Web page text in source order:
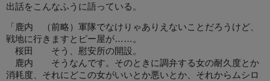
出話をこんなふうに語っている。
「鹿内 （前略）軍隊でなけりゃありえないことだろうけど、
戦地に行きますとピー屋が……。
桜田 そう、慰安所の開設。
鹿内 そうなんです。そのときに調弁する女の耐久度とか
消耗度、それにどこの女がいいとか悪いとか、それからムシロ